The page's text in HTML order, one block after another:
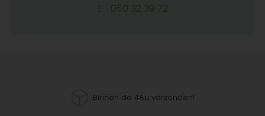
050 32 39 72
Binnen de 48u verzonden!